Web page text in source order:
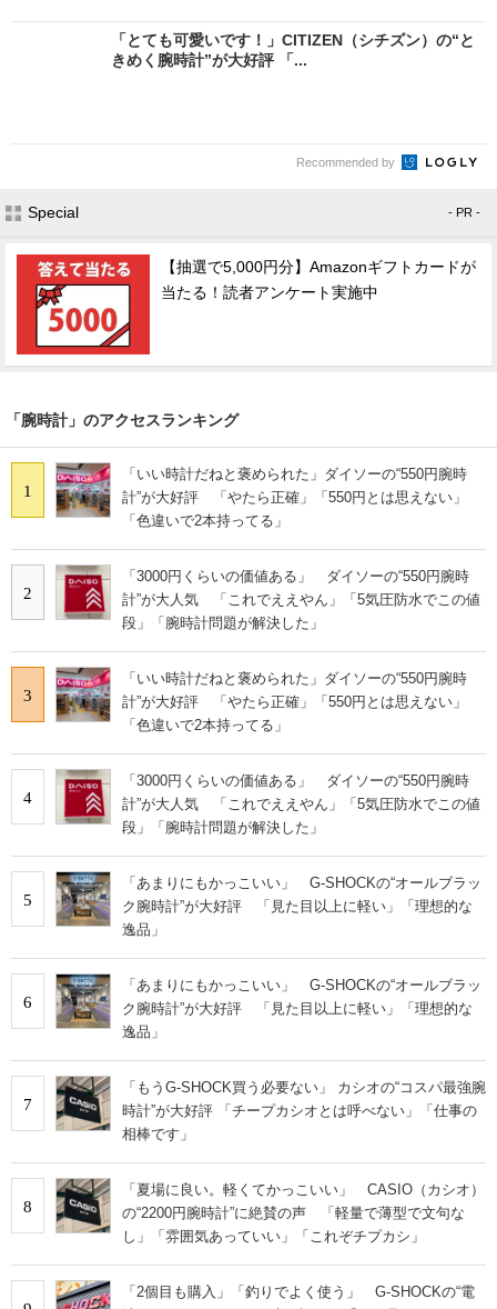
「とても可愛いです！」CITIZEN（シチズン）の“と
きめく腕時計”が大好評 「...
Recommended by
Special - PR -
【抽選で5,000円分】Amazonギフトカードが
当たる！読者アンケート実施中
「腕時計」のアクセスランキング
1
「いい時計だねと褒められた」ダイソーの“550円腕時
計”が大好評 「やたら正確」「550円とは思えない」
「色違いで2本持ってる」
2
「3000円くらいの価値ある」 ダイソーの“550円腕時
計”が大人気 「これでええやん」「5気圧防水でこの値
段」「腕時計問題が解決した」
3
「いい時計だねと褒められた」ダイソーの“550円腕時
計”が大好評 「やたら正確」「550円とは思えない」
「色違いで2本持ってる」
4
「3000円くらいの価値ある」 ダイソーの“550円腕時
計”が大人気 「これでええやん」「5気圧防水でこの値
段」「腕時計問題が解決した」
5
「あまりにもかっこいい」 G-SHOCKの“オールブラッ
ク腕時計”が大好評 「見た目以上に軽い」「理想的な
逸品」
6
「あまりにもかっこいい」 G-SHOCKの“オールブラッ
ク腕時計”が大好評 「見た目以上に軽い」「理想的な
逸品」
7
「もうG-SHOCK買う必要ない」 カシオの“コスパ最強腕
時計”が大好評 「チープカシオとは呼べない」「仕事の
相棒です」
8
「夏場に良い。軽くてかっこいい」 CASIO（カシオ）
の“2200円腕時計”に絶賛の声 「軽量で薄型で文句な
し」「雰囲気あっていい」「これぞチプカシ」
「2個目も購入」「釣りでよく使う」 G-SHOCKの“電